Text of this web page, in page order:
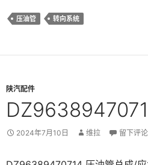
压油管 转向系统
陕汽配件
2024年7月10日 维拉 留下评论